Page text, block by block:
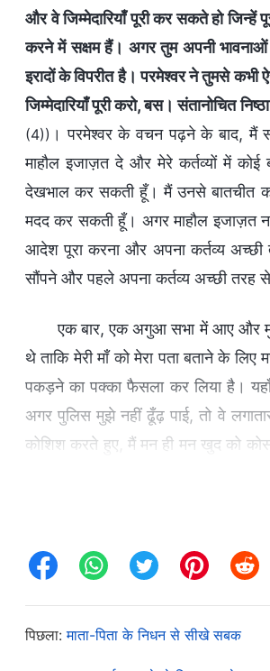
और वे जिम्मेदारियाँ पूरी कर सकते हो जिन्हें
करने में सक्षम हैं। अगर तुम अपनी भावनाओं
इरादों के विपरीत है। परमेश्वर ने तुमसे कभी
जिम्मेदारियाँ पूरी करो, बस। संतानोचित
(4)) । परमेश्वर के वचन पढ़ने के बाद, मैं
माहौल इजाज़त दे और मेरे कर्तव्यों में
देखभाल कर सकती हूँ। मैं उनसे बातचीत
मदद कर सकती हूँ। अगर माहौल इजाज़त
आदेश पूरा करना और अपना कर्तव्य अच्छी
सौंपने और पहले अपना कर्तव्य अच्छी तरह से
एक बार, एक अगुआ सभा में आए और
थे ताकि मेरी माँ को मेरा पता बताने के
पकड़ने का पक्का फैसला कर लिया है। यहाँ
अगर पुलिस मुझे नहीं ढूँढ़ पाई, तो वे
कोशिश करते हुए, मैं मन ही मन खुद को
बोझ ही डाला है। उनके लिए अच्छा तो
शारीरिक और आत्मिक दोनों तरह से बहुत
पिछला:माता-पिता के निधन से सीखे सबक